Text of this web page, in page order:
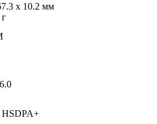
x 10.2 мм